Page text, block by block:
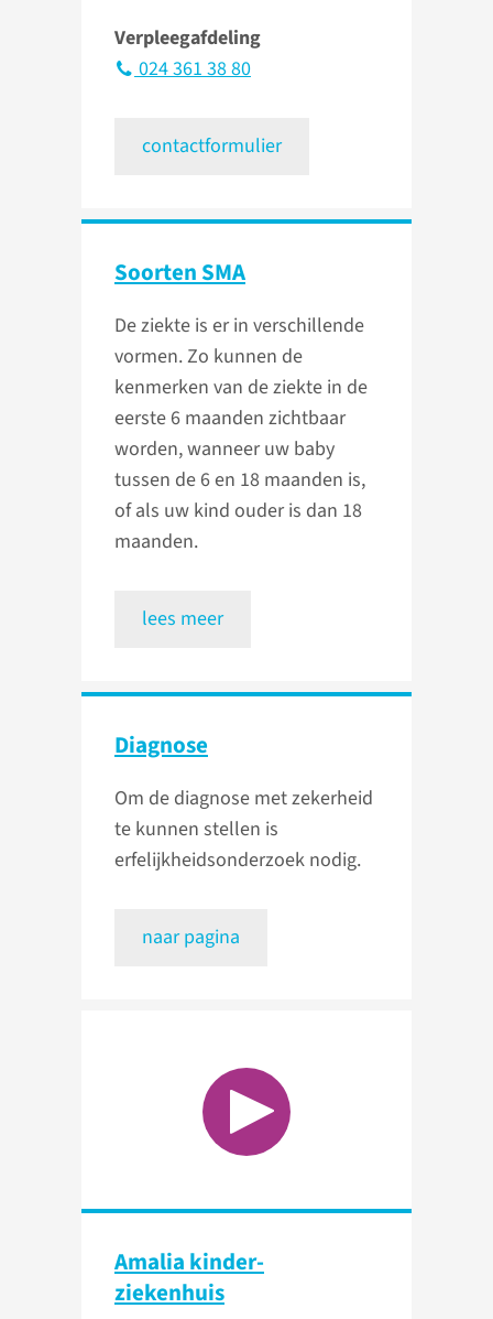
Verpleegafdeling
024 361 38 80
contactformulier
Soorten SMA
De ziekte is er in verschillende
vormen. Zo kunnen de
kenmerken van de ziekte in de
eerste 6 maanden zichtbaar
worden, wanneer uw baby
tussen de 6 en 18 maanden is,
of als uw kind ouder is dan 18
maanden.
lees meer
Diagnose
Om de diagnose met zekerheid
te kunnen stellen is
erfelijkheids­onderzoek nodig.
naar pagina
Amalia kinder­
ziekenhuis